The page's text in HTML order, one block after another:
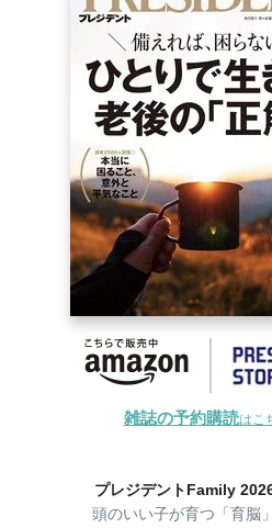
雑誌の予約購読はこ
プレジデントFamily
頭のいい子が育つ「育脳